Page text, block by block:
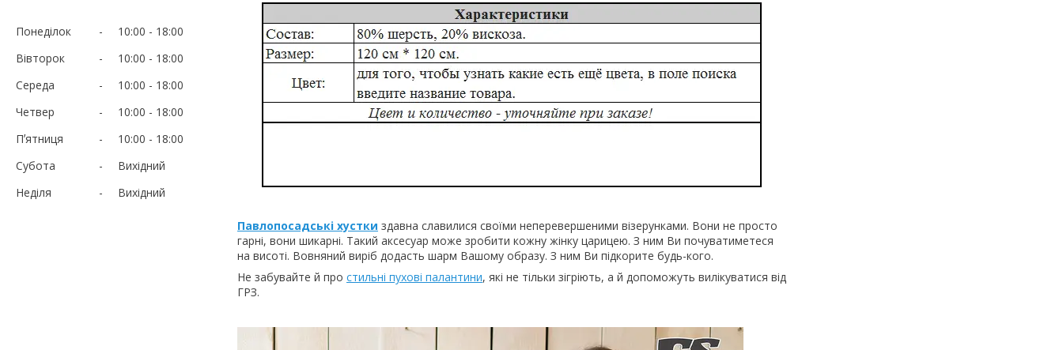
Понеділок 10:00
18:00
Вівторок
10:00
18:00
Середа
10:00
18:00
Четвер
10:00
18:00
Пʼятниця
10:00
18:00
Субота
Вихідний
Неділя
Вихідний
Павлопосадські хустки здавна славилися своїми неперевершеними візерунками. Вони не просто
гарні, вони шикарні. Такий аксесуар може зробити кожну жінку царицею. З ним Ви почуватиметеся
на висоті. Вовняний виріб додасть шарм Вашому образу. З ним Ви підкорите будь-кого.
Не забувайте й про стильні пухові палантини, які не тільки зігріють, а й допоможуть вилікуватися від
ГРЗ.